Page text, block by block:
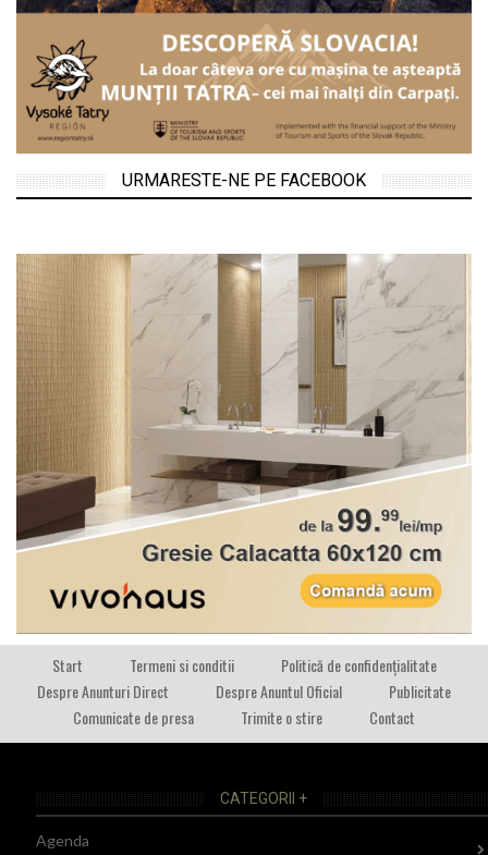
URMARESTE-NE PE FACEBOOK
Start Termeni si conditii
Politică de confidențialitate
Despre Anunturi Direct
Despre Anuntul Oficial
Publicitate
Comunicate de presa
Trimite o stire Contact
CATEGORII +
Agenda